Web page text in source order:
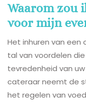
Waarom zou
voor mijn
Het inhuren van
tal van voordelen
tevredenheid van
cateraar neemt de
het regelen van